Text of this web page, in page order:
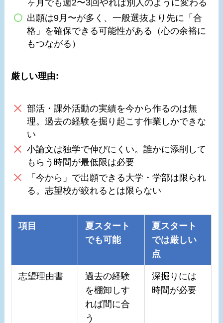
ヶ月でも週2〜3回やれば別人のように変わる
出願は9月〜が多く、一般選抜より先に「合
格」を確保できる可能性がある（心の余裕に
もつながる）
厳しい理由:
部活・課外活動の実績を今から作るのは無
理。過去の経験を掘り起こす作業しかできな
い
小論文は独学で伸びにくい。誰かに添削して
もらう時間が最低限は必要
「今から」で出願できる大学・学部は限られ
る。志望校が絞れるとは限らない
項目
夏スタート
でも可能
夏スタート
では厳しい
点
志望理由書
過去の経験
を棚卸しす
れば間に合
う
深掘りには
時間が必要